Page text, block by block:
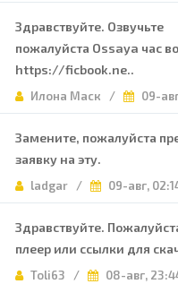
Здравствуйте. Озвучьте
пожалуйста Ossaya час
https://ficbook.ne..
Илона Маск / 09-
Замените, пожалуйста
заявку на
ladgar / 09-авг,
Здравствуйте.
плеер или ссылки для
Toli63 / 08-авг,